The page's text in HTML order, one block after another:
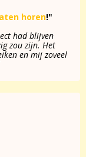
horen!"
had blijven
zou zijn. Het
en mij zoveel